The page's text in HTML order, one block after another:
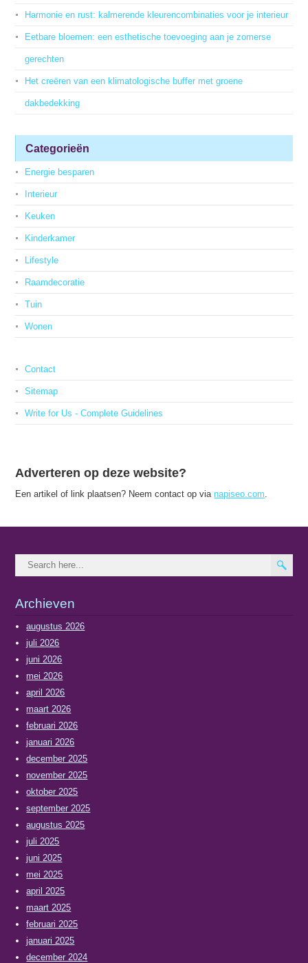
Harmonie en rust: kalmerende kleurencombinaties voor je interieur
Eetbare bloemen: een esthetische toevoeging aan je zomerse
gerechten
Het creëren van een klimatologische buffer met groene
dakbedekking
Categorieën
Energie besparen
Interieur
Keuken
Kinderkamer
Lifestyle
Raamdecoratie
Tuin
Wonen
Contact
Sitemap
Write for Us - Complete Guidelines
Adverteren op deze website?
Een artikel of link plaatsen? Neem contact op vianapiseo.com
Archieven
augustus 2026
juli 2026
juni 2026
mei 2026
april 2026
maart 2026
februari 2026
januari 2026
december 2025
november 2025
oktober 2025
september 2025
augustus 2025
juli 2025
juni 2025
mei 2025
april 2025
maart 2025
februari 2025
januari 2025
december 2024